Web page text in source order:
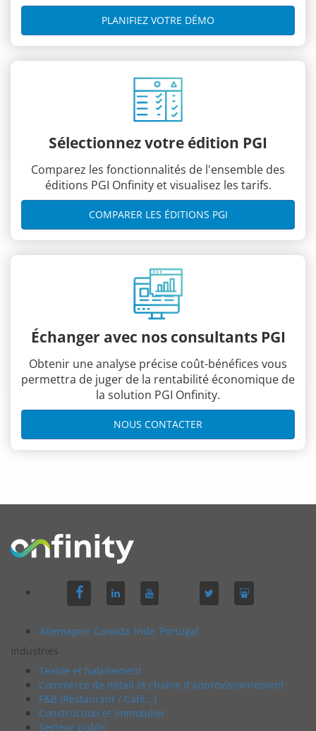
PLANIFIEZ VOTRE DÉMO
Sélectionnez votre édition PGI
Comparez les fonctionnalités de l'ensemble des
éditions PGI Onfinity et visualisez les tarifs.
COMPARER LES ÉDITIONS PGI
Échanger avec nos consultants PGI
Obtenir une analyse précise coût-bénéfices vous
permettra de juger de la rentabilité économique de
la solution PGI Onfinity.
NOUS CONTACTER
Allemagne Canada Inde Portugal
Industries
Textile et habillement
Commerce de détail et chaîne d'approvisionnement
F&B (Restaurant / Café...)
Construction et immobilier
Secteur public